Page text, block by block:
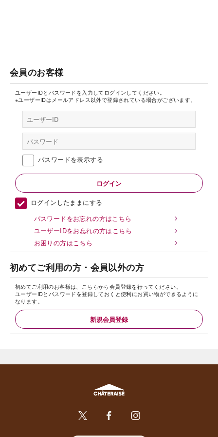
会員のお客様
ユーザーIDとパスワードを入力してログインしてください。
※ユーザーIDはメールアドレス以外で登録されている場合がございます。
パスワードを表示する
ログインしたままにする
パスワードをお忘れの方はこちら
ユーザーIDをお忘れの方はこちら
お困りの方はこちら
初めてご利用の方・会員以外の方
初めてご利用のお客様は、こちらから会員登録を行ってください。
ユーザーIDとパスワードを登録しておくと便利にお買い物ができるように
なります。